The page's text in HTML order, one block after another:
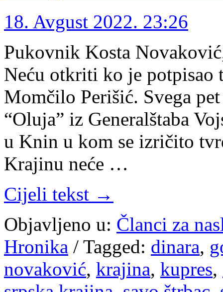
18. Avgust 2022. 23:26
Pukovnik Kosta
Neću otkriti ko je potpisao
Momčilo Perišić. Svega
“Oluja” iz Generalštaba
u Knin u kom se izričito
Krajinu neće …
Cijeli tekst →
Objavljeno u: Članci za
Hronika / Tagged: dinara,
novaković, krajina, kupres,